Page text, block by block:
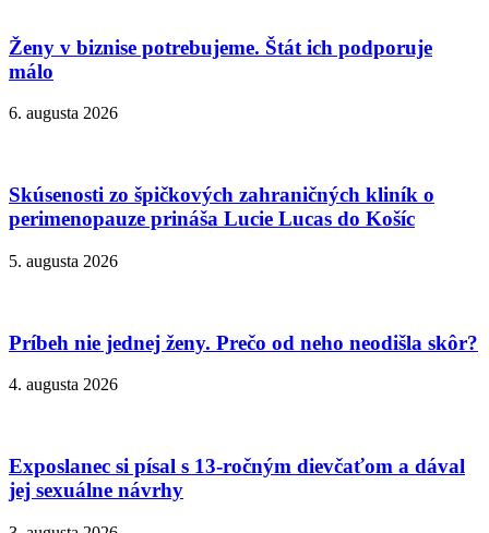
Ženy v biznise potrebujeme. Štát ich podporuje
málo
6. augusta 2026
Skúsenosti zo špičkových zahraničných kliník o
perimenopauze prináša Lucie Lucas do Košíc
5. augusta 2026
Príbeh nie jednej ženy. Prečo od neho neodišla skôr?
4. augusta 2026
Exposlanec si písal s 13-ročným dievčaťom a dával
jej sexuálne návrhy